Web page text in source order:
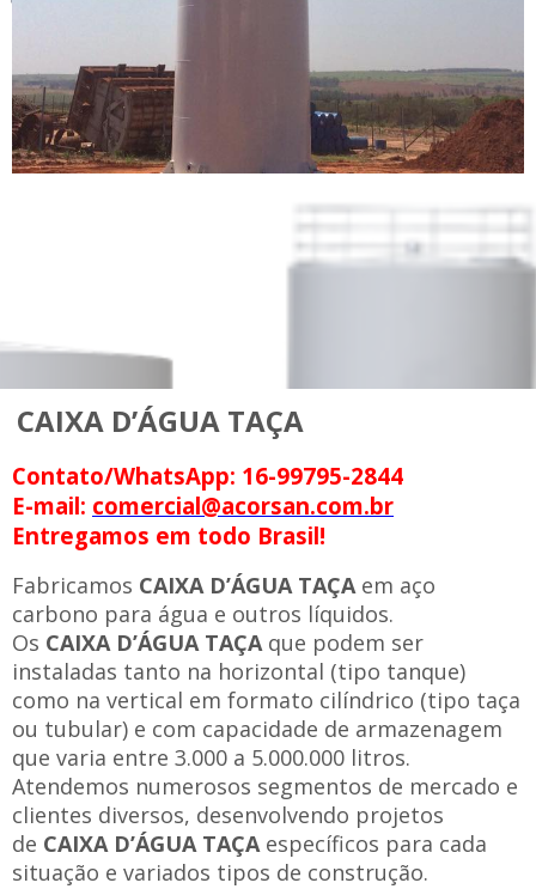
CAIXA D’ÁGUA TAÇA
Contato/WhatsApp: 16-99795-2844
E-mail: comercial@acorsan.com.br
Entregamos em todo Brasil!
Fabricamos CAIXA D’ÁGUA TAÇAem aço
carbono para água e outros líquidos.
Os CAIXA D’ÁGUA TAÇAque podem ser
instaladas tanto na horizontal (tipo tanque)
como na vertical em formato cilíndrico (tipo taça
ou tubular) e com capacidade de armazenagem
que varia entre 3.000 a 5.000.000 litros.
Atendemos numerosos segmentos de mercado e
clientes diversos, desenvolvendo projetos
de CAIXA D’ÁGUA TAÇAespecíficos para cada
situação e variados tipos de construção.